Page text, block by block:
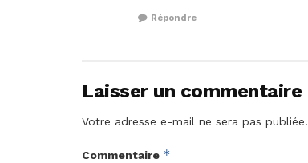
Répondre
Laisser un commentaire
Votre adresse e-mail ne sera pas publiée.
Commentaire *